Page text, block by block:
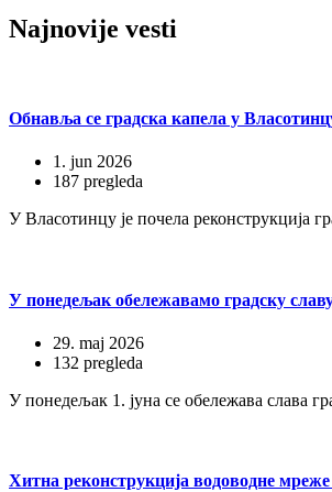
Najnovije vesti
Обнавља се градска капела у
1. jun 2026
187 pregleda
У Власотинцу је почела реконструкција
У понедељак обележавамо градску
29. maj 2026
132 pregleda
У понедељак 1. јуна се обележава слава
Хитна реконструкција водоводне